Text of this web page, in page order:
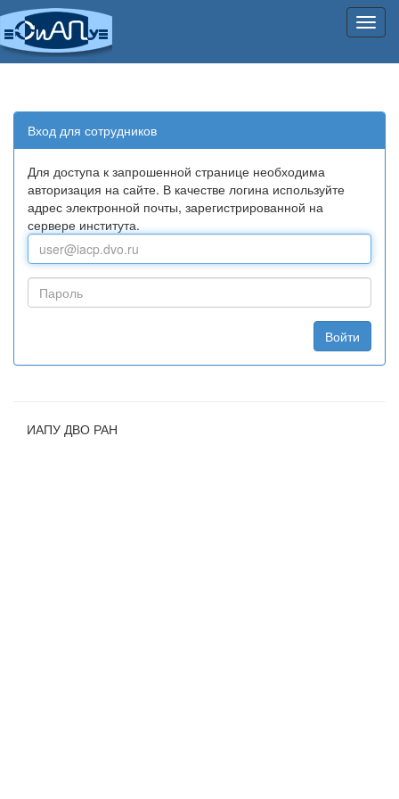
Вход для сотрудников
Для доступа к запрошенной странице необходима
авторизация на сайте. В качестве логина используйте
адрес электронной почты, зарегистрированной на
сервере института.
Войти
ИАПУ ДВО РАН